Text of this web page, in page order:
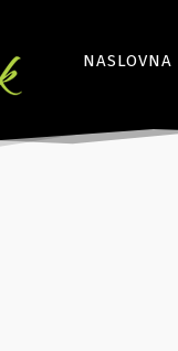
NASLOVNA